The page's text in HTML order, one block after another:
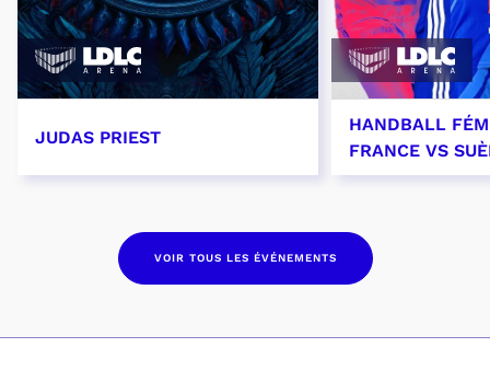
JUDAS PRIEST
HANDBALL
FRANCE VS
VOIR TOUS LES ÉVÉNEMENTS